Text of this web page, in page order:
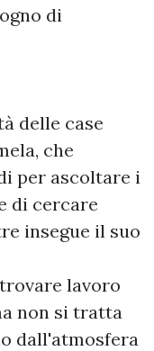
di
delle case
che
per ascoltare i
di cercare
insegue il suo
lavoro
non si tratta
dall'atmosfera